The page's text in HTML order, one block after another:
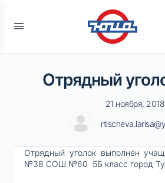
Отрядный
21 ноября, 2018
Отрядный уголок выполнен
№38 СОШ №60 5Б класс город